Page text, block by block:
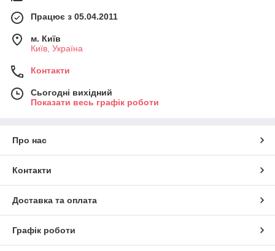
Працює з 05.04.2011
м. Київ
Київ, Україна
Контакти
Сьогодні вихідний
Показати весь графік роботи
Про нас
Контакти
Доставка та оплата
Графік роботи